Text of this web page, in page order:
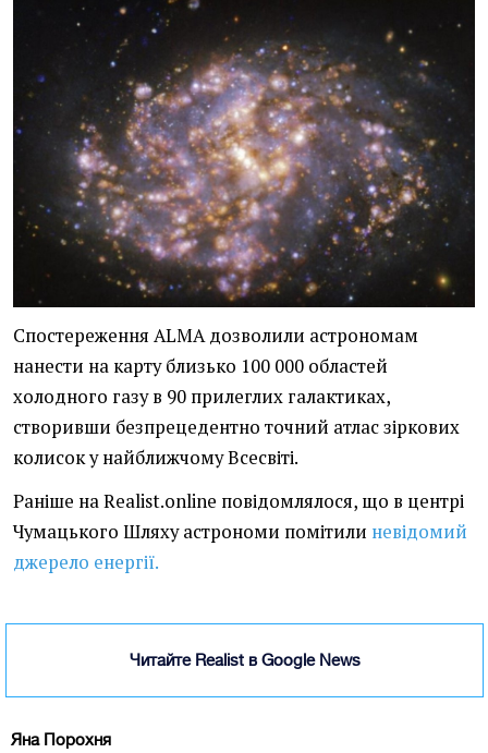
Спостереження ALMA дозволили астрономам
нанести на карту близько 100 000 областей
холодного газу в 90 прилеглих галактиках,
створивши безпрецедентно точний атлас зіркових
колисок у найближчому Всесвіті.
Раніше на Realist.online повідомлялося, що в центрі
Чумацького Шляху астрономи помітили невідомий
джерело енергії.
Читайте Realist в Google News
Яна Порохня